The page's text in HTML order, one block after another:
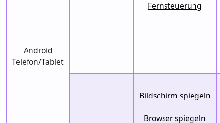
Android
Telefon/Tablet
Fernsteuerung
Bildschirm spiegeln
Browser spiegeln